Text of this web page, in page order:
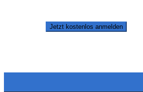
Jetzt kostenlos anmelden